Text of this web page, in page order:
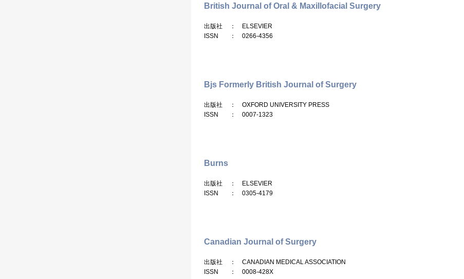
British Journal of Oral & Maxillofacial Surgery
出版社
： ELSEVIER
ISSN
： 0266-4356
Bjs Formerly British Journal of Surgery
出版社
： OXFORD UNIVERSITY PRESS
ISSN
： 0007-1323
Burns
出版社
： ELSEVIER
ISSN
： 0305-4179
Canadian Journal of Surgery
出版社
： CANADIAN MEDICAL ASSOCIATION
ISSN
： 0008-428X